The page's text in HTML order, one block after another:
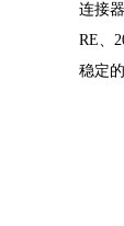
连接
RE、
稳定的